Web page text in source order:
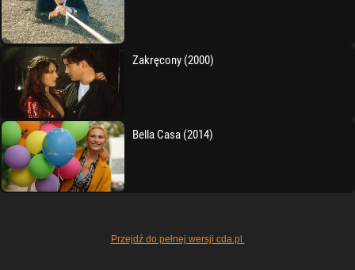
Zakręcony (2000)
Bella Casa (2014)
Przejdź do pełnej wersji cda.pl